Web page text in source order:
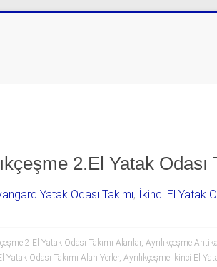
2.El Yatak Odası
Yatak Odası Takımı, İkinci El Yatak
2.El Yatak Odası Takımı Alanlar, Ayrılıkçeşme
Yatak Odası Takımı Alan Yerler, Ayrılıkçeşme İkinci El